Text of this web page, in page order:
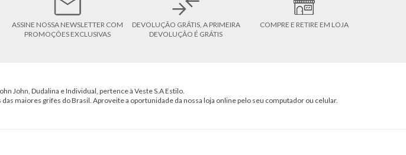
ASSINE NOSSA NEWSLETTER COM
PROMOÇÕES EXCLUSIVAS
DEVOLUÇÃO GRÁTIS, A PRIMEIRA
DEVOLUÇÃO É GRÁTIS
COMPRE E RETIRE EM LOJA
John, Dudalina e Individual, pertence à Veste S.A Estilo.
maiores grifes do Brasil. Aproveite a oportunidade da nossa loja online pelo seu computador ou celular.